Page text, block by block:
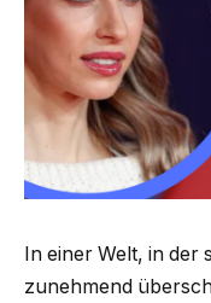
In einer Welt, in der
zunehmend